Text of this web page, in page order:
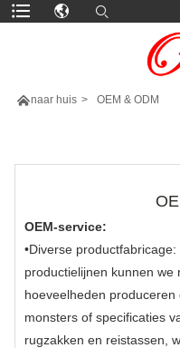
naar huis > OEM & ODM
OEM-service:
•Diverse
productielijnen kunnen
hoeveelheden produceren
monsters of specificaties
rugzakken en reistassen,